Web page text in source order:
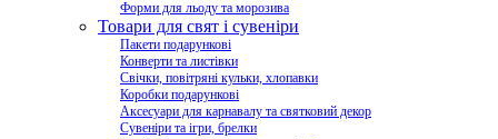
Форми для льоду та морозива
Товари для свят і сувеніри
Пакети подарункові
Конверти та листівки
Свічки, повітряні кульки, хлопавки
Коробки подарункові
Аксесуари для карнавалу та святковий декор
Сувеніри та ігри, брелки